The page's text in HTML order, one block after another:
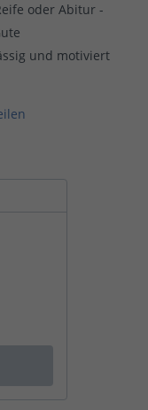
oder Abitur -
und motiviert